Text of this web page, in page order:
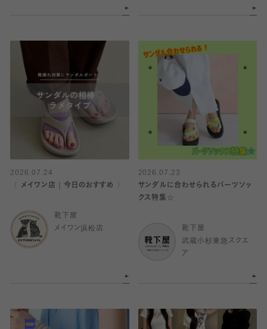
2026.07.24
〈 メイワン店｜今日のおすすめ 〉
靴下屋
メイワン浜松店
2026.07.23
サンダルに合わせられるパーツソッ
クス特集☆
靴下屋
武蔵小杉東急スクエ
ア